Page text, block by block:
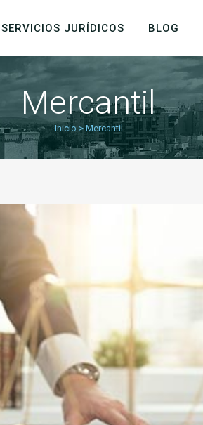
SERVICIOS JURÍDICOS BLOG
Mercantil
Inicio > Mercantil